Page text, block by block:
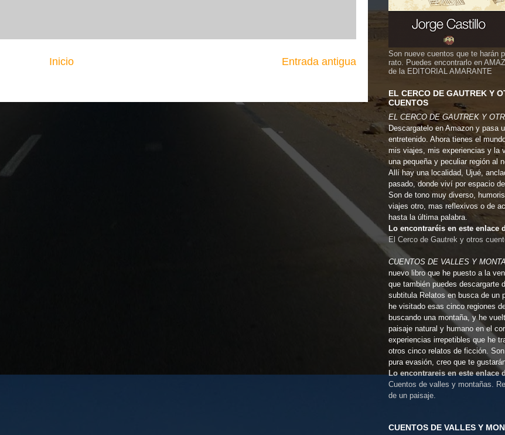
Entrada antigua
Inicio
Son nueve cuentos que te harán
rato. Puedes encontrarlo en
de la EDITORIAL AMARANTE
EL CERCO DE GAUTREK Y
CUENTOS
EL CERCO DE GAUTREK Y
Descargatelo en Amazon y pasa
entretenido. Ahora tienes el
mis viajes, mis experiencias y la
una pequeña y peculiar región al
Allí hay una localidad, Ujué,
pasado, donde viví por espacio
Son de tono muy diverso,
viajes otro, mas reflexivos o de
hasta la última palabra.
Lo encontraréis en este enlace
El Cerco de Gautrek y otros
CUENTOS DE VALLES Y
nuevo libro que he puesto a la
que también puedes descargarte
subtitula Relatos en busca de un
he visitado esas cinco regiones
buscando una montaña, y he
paisaje natural y humano en el
experiencias irrepetibles que he
otros cinco relatos de ficción.
pura evasión, creo que te
Lo encontrareis en este enlace
Cuentos de valles y montañas.
de un paisaje.
CUENTOS DE VALLES Y